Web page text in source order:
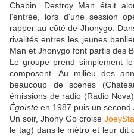
Chabin. Destroy Man était
l'entrée, lors d'une session
rapper au côté de Jhonygo.
rivalités entres les jeunes
Man et Jhonygo font partis des
Le groupe prend simplement
composent. Au milieu des
beaucoup de scènes
émissions de radio (Radio
Égoïste en 1987 puis un second
Un soir, Jhony Go croise
le tag) dans le métro et leur dit